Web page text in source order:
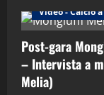
Video - Calcio
Post-gara
– Intervista a
Melia)